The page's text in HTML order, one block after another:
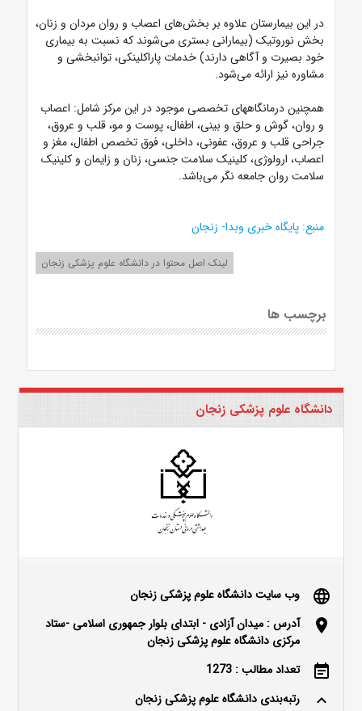
در این بیمارستان علاوه بر بخش‌های اعصاب و روان مردان و زنان،
بخش نوروتیک (بیمارانی بستری می‌شوند که نسبت به بیماری
خود بصیرت و آگاهی دارند) خدمات پاراکلینکی، توانبخشی و
مشاوره نیز ارائه می‌شود.
همچنین درمانگاههای تخصصی موجود در این مرکز شامل: اعصاب
و روان، گوش و حلق و بینی، اطفال، پوست و مو، قلب و عروق،
جراحی قلب و عروق، عفونی، داخلی، فوق تخصص اطفال، مغز و
اعصاب، ارولوژی، کلینیک سلامت جنسی، زنان و زایمان و کلینیک
سلامت روان جامعه نگر می‌باشد.
منبع: پایگاه خبری وبدا- زنجان
لینک اصل محتوا در دانشگاه علوم پزشکی زنجان
برچسب ها
دانشگاه علوم پزشکی زنجان
language وب سایت دانشگاه علوم پزشکی زنجان
location_on
آدرس : میدان آزادی - ابتدای بلوار جمهوری اسلامی -ستاد
مرکزی دانشگاه علوم پزشکی زنجان
event_note تعداد مطالب : 1273
keyboard_arrow_up رتبه‌بندی دانشگاه علوم پزشکی زنجان